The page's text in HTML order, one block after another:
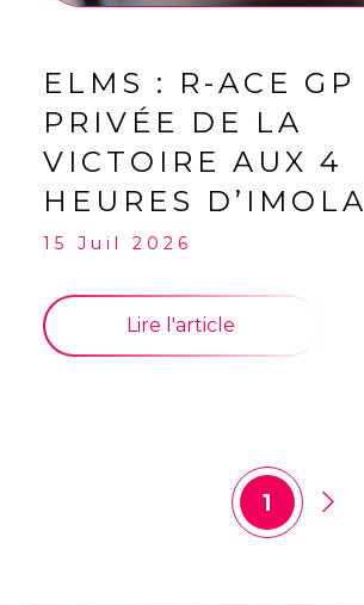
ELMS : R-ACE GP
PRIVÉE DE LA
VICTOIRE AUX 4
HEURES D’IMOLA
15 Juil 2026
Lire l'article
1